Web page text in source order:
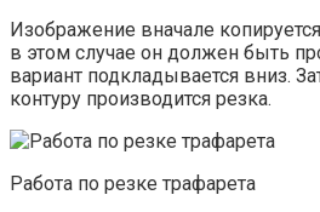
Изображение вначале
в этом случае он должен быть
вариант подкладывается вниз.
контуру производится резка.
Работа по резке трафарета